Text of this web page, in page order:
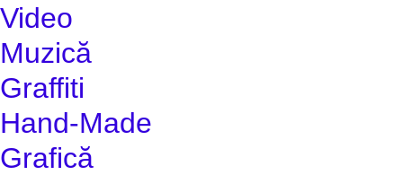
Video
Muzică
Graffiti
Hand-Made
Grafică